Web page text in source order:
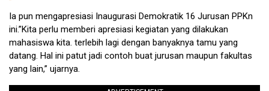
Ia pun mengapresiasi Inaugurasi Demokratik 16 Jurusan PPKn
ini.”Kita perlu memberi apresiasi kegiatan yang dilakukan
mahasiswa kita. terlebih lagi dengan banyaknya tamu yang
datang. Hal ini patut jadi contoh buat jurusan maupun fakultas
yang lain,” ujarnya.